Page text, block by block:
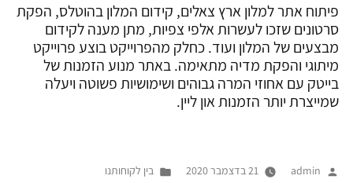
פיתוח אתר למלון ארץ צאלים, קידום המלון בהוטלס, הפקת
סרטונים שזכו לעשרות אלפי צפיות, מתן מענה לקידום
מבצעים של המלון ועוד. כחלק מהפרוייקט בוצע פרוייקט
מיתוגי והפקת מדיה מתאימה. באתר מנוע הזמנות של
בייטק עם אחוזי המרה גבוהים ושימושיות פשוטה ויעלה
שמייצרת יותר הזמנות און ליין.
פורסם
admin 21 בדצמבר 2020
Posted
בין לקוחותנו